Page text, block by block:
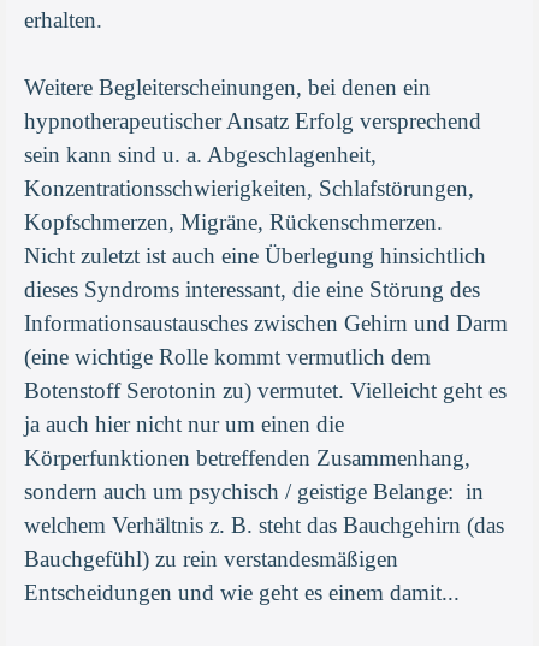
erhalten.
Weitere Begleiterscheinungen, bei denen ein
hypnotherapeutischer Ansatz Erfolg versprechend
sein kann sind u. a. Abgeschlagenheit,
Konzentrationsschwierigkeiten, Schlafstörungen,
Kopfschmerzen, Migräne, Rückenschmerzen.
Nicht zuletzt ist auch eine Überlegung hinsichtlich
dieses Syndroms interessant, die eine Störung des
Informationsaustausches zwischen Gehirn und Darm
(eine wichtige Rolle kommt vermutlich dem
Botenstoff Serotonin zu) vermutet. Vielleicht geht es
ja auch hier nicht nur um einen die
Körperfunktionen betreffenden Zusammenhang,
sondern auch um psychisch / geistige Belange: in
welchem Verhältnis z. B. steht das Bauchgehirn (das
Bauchgefühl) zu rein verstandesmäßigen
Entscheidungen und wie geht es einem damit...